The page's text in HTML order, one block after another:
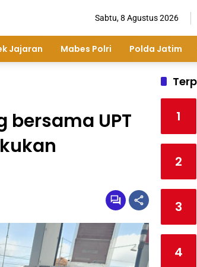
Sabtu, 8 Agustus 2026
Jajaran Mabes Polri Polda Jatim
bersama UPT
1
2
3
4